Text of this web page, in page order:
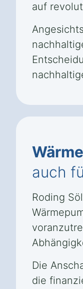
auf
auch
Roding
Die
die